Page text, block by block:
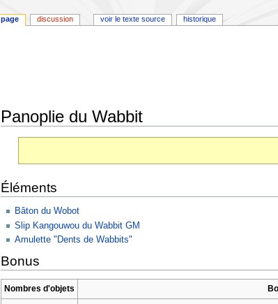
Panoplie du Wabbit
navigation
recherche
Éléments
Bâton du Wobot
Slip Kangouwou du Wabbit GM
Amulette "Dents de Wabbits"
Bonus
Nombres d'objets
page discussion voir le texte source historique